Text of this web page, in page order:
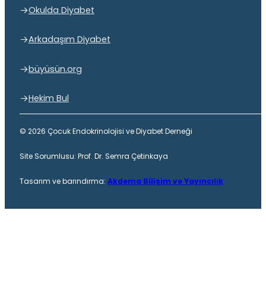
Okulda Diyabet
Arkadaşım Diyabet
büyüsün.org
Hekim Bul
© 2026 Çocuk Endokrinolojisi ve Diyabet Derneği
Site Sorumlusu: Prof. Dr. Semra Çetinkaya
Tasarım ve barındırma: Akdema Bilişim ve Yayıncılık